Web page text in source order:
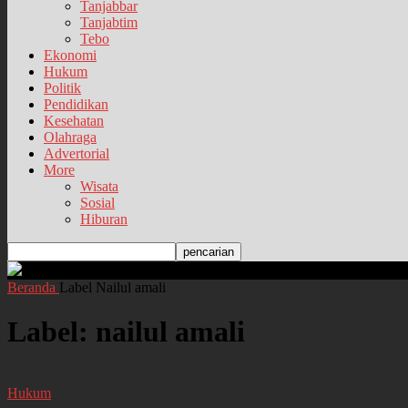
Tanjabbar
Tanjabtim
Tebo
Ekonomi
Hukum
Politik
Pendidikan
Kesehatan
Olahraga
Advertorial
More
Wisata
Sosial
Hiburan
Beranda Label Nailul amali
Label: nailul amali
Hukum